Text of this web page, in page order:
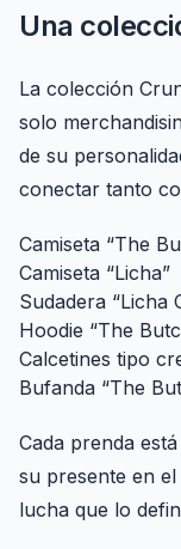
Una
La colección
solo
de su
conectar tanto
Camiseta “The
Camiseta “Licha”
Sudadera “Licha
Hoodie “The
Calcetines tipo
Bufanda “The
Cada prenda
su presente en
lucha que lo